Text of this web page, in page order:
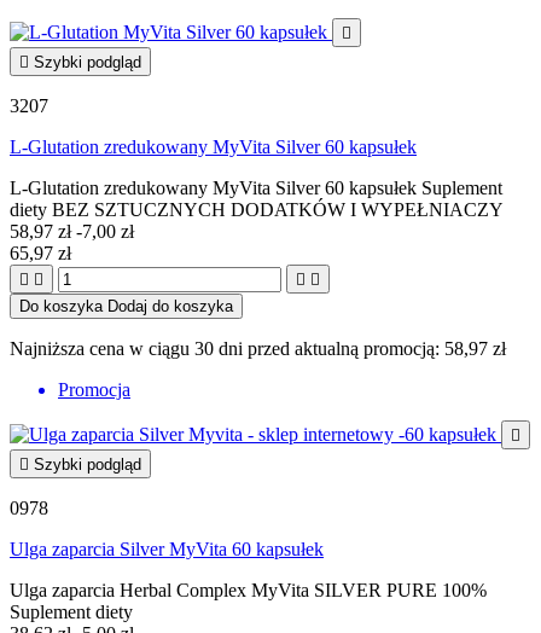

 Szybki podgląd
3207
L-Glutation zredukowany MyVita Silver 60 kapsułek
L-Glutation zredukowany MyVita Silver 60 kapsułek Suplement
diety BEZ SZTUCZNYCH DODATKÓW I WYPEŁNIACZY
58,97 zł-7,00 zł
65,97 zł
   
Do koszyka Dodaj do koszyka
Najniższa cena w ciągu 30 dni przed aktualną promocją: 58,97 zł
Promocja

 Szybki podgląd
0978
Ulga zaparcia Silver MyVita 60 kapsułek
Ulga zaparcia Herbal Complex MyVita SILVER PURE 100%
Suplement diety